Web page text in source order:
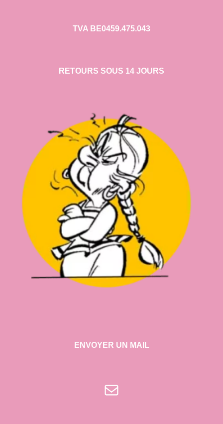
TVA BE0459.475.043
RETOURS SOUS 14 JOURS
ENVOYER UN MAIL
E-mail